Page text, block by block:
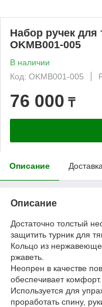
Набор ручек для
OKMB001-005
В наличии
Код: OKMB001-005
76 000 ₸
Описание Доставка
Описание
Достаточно толстый
защитить турник для
Кольцо из
ржаветь.
Неопрен в качестве
обеспечивает комфорт.
Используется для
проработать спину,